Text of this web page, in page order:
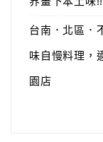
台南．北區．
味自慢料理，
園店